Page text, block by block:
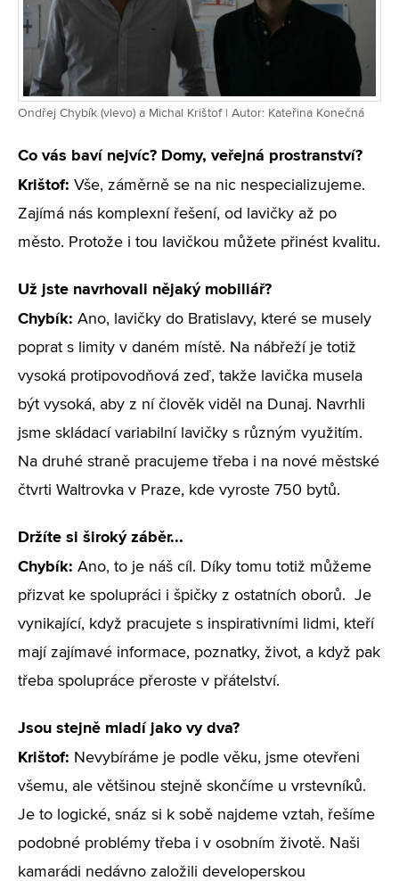
Ondřej Chybík (vlevo) a Michal Krištof | Autor: Kateřina Konečná
Co vás baví nejvíc? Domy, veřejná prostranství?
Krištof: Vše, záměrně se na nic nespecializujeme.
Zajímá nás komplexní řešení, od lavičky až po
město. Protože i tou lavičkou můžete přinést kvalitu.
Už jste navrhovali nějaký mobiliář?
Chybík: Ano, lavičky do Bratislavy, které se musely
poprat s limity v daném místě. Na nábřeží je totiž
vysoká protipovodňová zeď, takže lavička musela
být vysoká, aby z ní člověk viděl na Dunaj. Navrhli
jsme skládací variabilní lavičky s různým využitím.
Na druhé straně pracujeme třeba i na nové městské
čtvrti Waltrovka v Praze, kde vyroste 750 bytů.
Držíte si široký záběr...
Chybík: Ano, to je náš cíl. Díky tomu totiž můžeme
přizvat ke spolupráci i špičky z ostatních oborů. Je
vynikající, když pracujete s inspirativními lidmi, kteří
mají zajímavé informace, poznatky, život, a když pak
třeba spolupráce přeroste v přátelství.
Jsou stejně mladí jako vy dva?
Krištof: Nevybíráme je podle věku, jsme otevřeni
všemu, ale většinou stejně skončíme u vrstevníků.
Je to logické, snáz si k sobě najdeme vztah, řešíme
podobné problémy třeba i v osobním životě. Naši
kamarádi nedávno založili developerskou